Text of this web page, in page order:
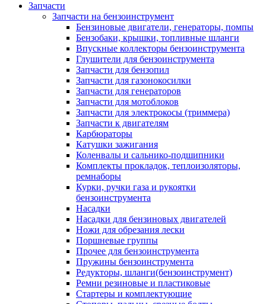
Запчасти
Запчасти на бензоинструмент
Бензиновые двигатели, генераторы, помпы
Бензобаки, крышки, топливные шланги
Впускные коллекторы бензоинструмента
Глушители для бензоинструмента
Запчасти для бензопил
Запчасти для газонокосилки
Запчасти для генераторов
Запчасти для мотоблоков
Запчасти для электрокосы (триммера)
Запчасти к двигателям
Карбюраторы
Катушки зажигания
Коленвалы и сальнико-подшипники
Комплекты прокладок, теплоизоляторы,
ремнаборы
Курки, ручки газа и рукоятки
бензоинструмента
Насадки
Насадки для бензиновых двигателей
Ножи для обрезания лески
Поршневые группы
Прочее для бензоинструмента
Пружины бензоинструмента
Редукторы, шланги(бензоинструмент)
Ремни резиновые и пластиковые
Стартеры и комплектующие